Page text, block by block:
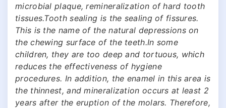
microbial plaque, remineralization of hard tooth
tissues.Tooth sealing is the sealing of fissures.
This is the name of the natural depressions on
the chewing surface of the teeth.In some
children, they are too deep and tortuous, which
reduces the effectiveness of hygiene
procedures. In addition, the enamel in this area is
the thinnest, and mineralization occurs at least 2
years after the eruption of the molars. Therefore,